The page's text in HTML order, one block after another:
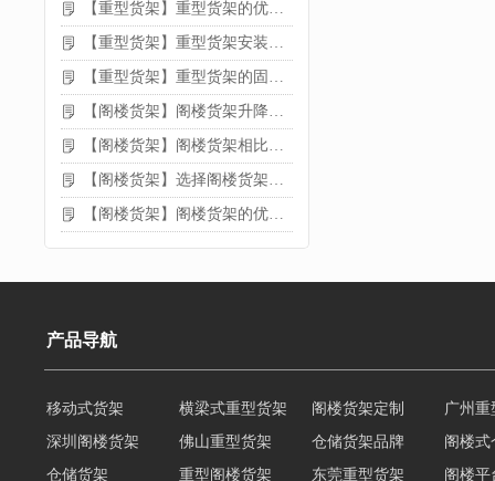
【重型货架】重型货架的优缺点
【重型货架】重型货架安装需要注意什么？
【重型货架】重型货架的固定方法
【阁楼货架】阁楼货架升降机需要注意哪些
【阁楼货架】阁楼货架相比传统货架的优势是什么
【阁楼货架】选择阁楼货架的好处？
【阁楼货架】阁楼货架的优点是什么
产品导航